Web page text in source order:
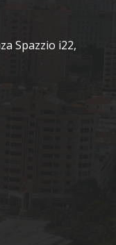
Spazzio i22,